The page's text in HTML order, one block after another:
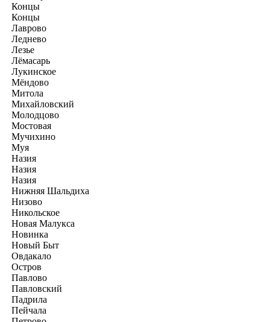
Концы
Концы
Лаврово
Леднево
Лезье
Лёмасарь
Лукинское
Мёндово
Митола
Михайловский
Молодцово
Мостовая
Мучихино
Муя
Назия
Назия
Назия
Нижняя Шальдиха
Низово
Никольское
Новая Малукса
Новинка
Новый Быт
Овдакало
Остров
Павлово
Павловский
Падрила
Пейчала